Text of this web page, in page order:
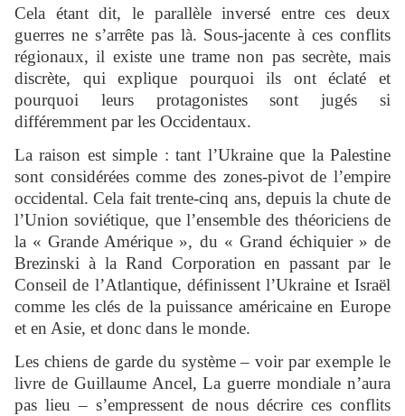
Cela étant dit, le parallèle inversé entre ces deux
guerres ne s’arrête pas là. Sous-jacente à ces conflits
régionaux, il existe une trame non pas secrète, mais
discrète, qui explique pourquoi ils ont éclaté et
pourquoi leurs protagonistes sont jugés si
différemment par les Occidentaux.
La raison est simple : tant l’Ukraine que la Palestine
sont considérées comme des zones-pivot de l’empire
occidental. Cela fait trente-cinq ans, depuis la chute de
l’Union soviétique, que l’ensemble des théoriciens de
la « Grande Amérique », du « Grand échiquier » de
Brezinski à la Rand Corporation en passant par le
Conseil de l’Atlantique, définissent l’Ukraine et Israël
comme les clés de la puissance américaine en Europe
et en Asie, et donc dans le monde.
Les chiens de garde du système – voir par exemple le
livre de Guillaume Ancel, La guerre mondiale n’aura
pas lieu – s’empressent de nous décrire ces conflits